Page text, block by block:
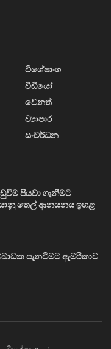
විශේෂාංග
වීඩියෝ
වෙනත්
ව්‍යාපාර
සංවර්ධන
පියවා ගැනීමට
තෙල් ආනයනය ඉහළ
පැනවීමට ඇමරිකාව